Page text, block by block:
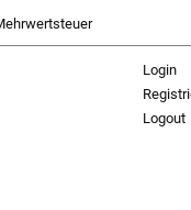
Login
Logout